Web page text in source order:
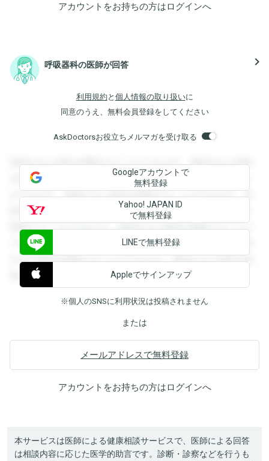
アカウントをお持ちの方はログインへ
呼吸器科の医師が回答 navigate_next
利用規約 と 個人情報の取り扱いに
同意のうえ、無料会員登録をしてください
AskDoctorsお役立ちメルマガを受け取る
登録すると回答を閲覧することができます。登録すると回答
を閲覧することができます。登録すると回答を閲覧すること
ができます。登録すると回答を閲覧することができます。登
録すると回答を閲覧することができます。登録すると回答を
閲覧することができます。登録すると回答を閲覧することが
できます。登録すると回答を閲覧することができます。登録
すると回答を閲覧することができます。登録すると回答を閲
覧することができます。
Googleアカウントで
無料登録
Yahoo! JAPAN ID
で無料登録
LINEで無料登録
Appleでサインアップ
※個人のSNSに利用状況は投稿されません
または
メールアドレスで無料登録
アカウントをお持ちの方はログインへ
本サービスは医師による健康相談サービスで、医師による回答
は相談内容に応じた医学的助言です。診断・診察などを行うも